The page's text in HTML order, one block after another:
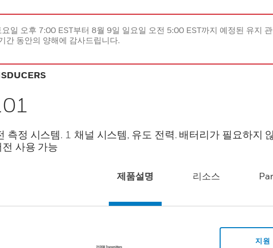
일 오후 7:00 EST부터 8월 9일 일요일 오전 5:00 EST까지 예정된 유지
간 동안의 양해에 감사드립니다.
측정 시스템. 1 채널 시스템, 유도 전력. 배터리가 필요하지
사용 가능
제품설명 리소스
지원